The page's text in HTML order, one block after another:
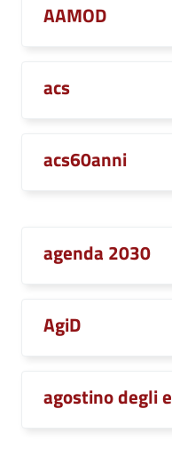
AAMOD
acs
acs60anni
agenda 2030
AgiD
agostino degli